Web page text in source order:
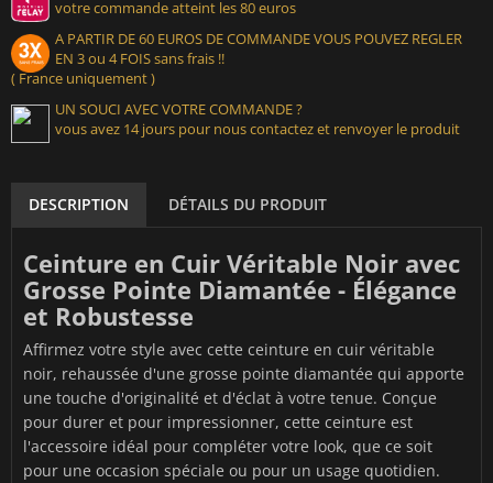
votre commande atteint les 80 euros
A PARTIR DE 60 EUROS DE COMMANDE VOUS POUVEZ REGLER
EN 3 ou 4 FOIS sans frais !!
( France uniquement )
UN SOUCI AVEC VOTRE COMMANDE ?
vous avez 14 jours pour nous contactez et renvoyer le produit
DESCRIPTION DÉTAILS DU PRODUIT
Ceinture en Cuir Véritable Noir avec
Grosse Pointe Diamantée - Élégance
et Robustesse
Affirmez votre style avec cette ceinture en cuir véritable
noir, rehaussée d'une grosse pointe diamantée qui apporte
une touche d'originalité et d'éclat à votre tenue. Conçue
pour durer et pour impressionner, cette ceinture est
l'accessoire idéal pour compléter votre look, que ce soit
pour une occasion spéciale ou pour un usage quotidien.